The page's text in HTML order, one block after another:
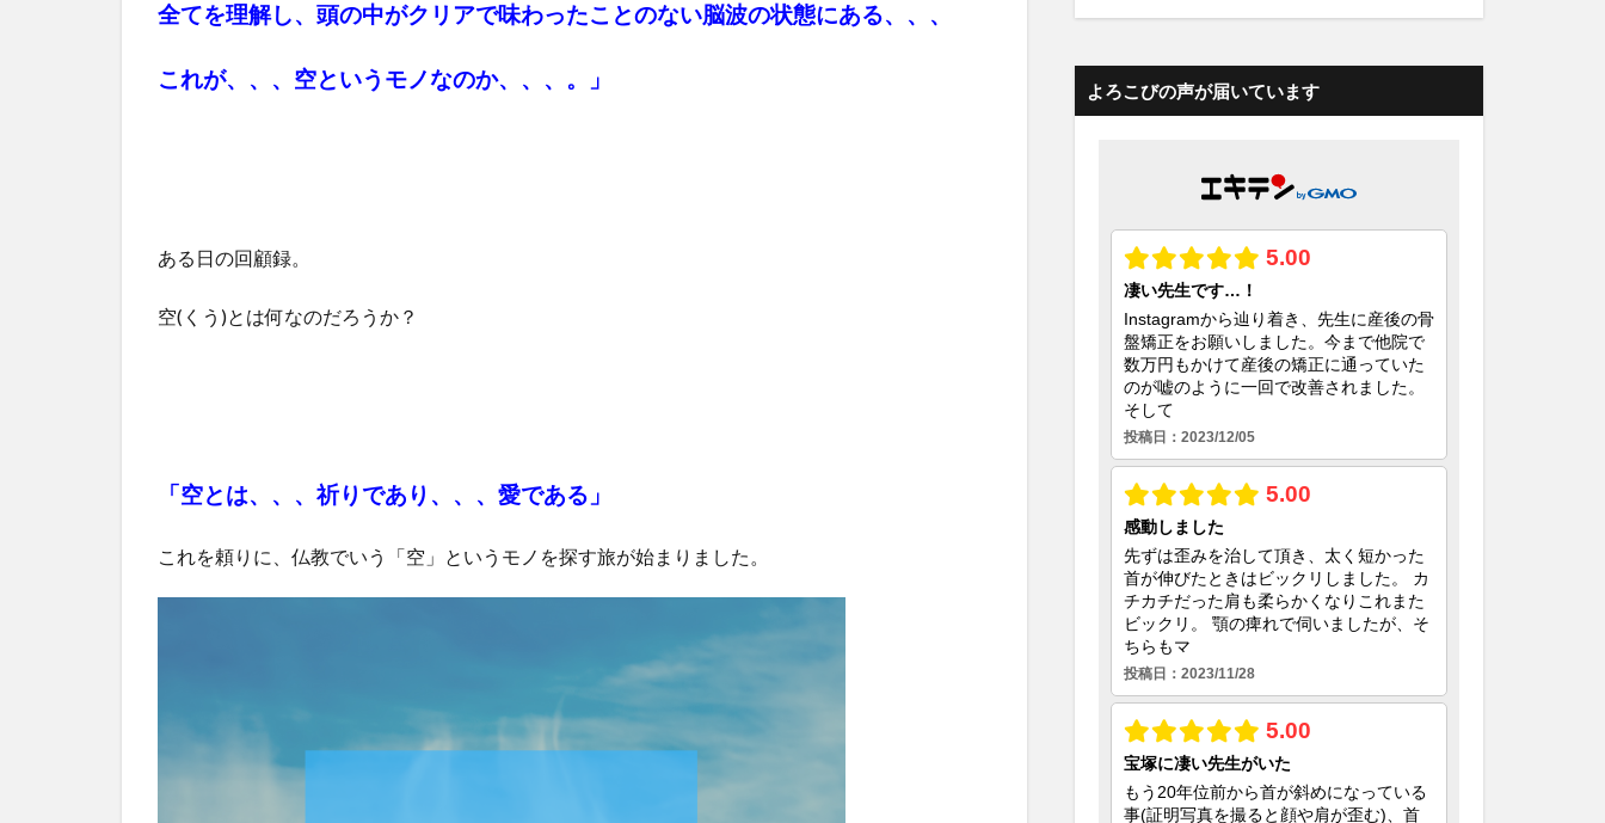
全てを理解し、頭の中がクリアで味わったことのない脳波の状態にある、、、
これが、、、空というモノなのか、、、。」
ある日の回顧録。
空(くう)とは何なのだろうか？
「空とは、、、祈りであり、、、愛である」
これを頼りに、仏教でいう「空」というモノを探す旅が始まりました。
よろこびの声が届いています